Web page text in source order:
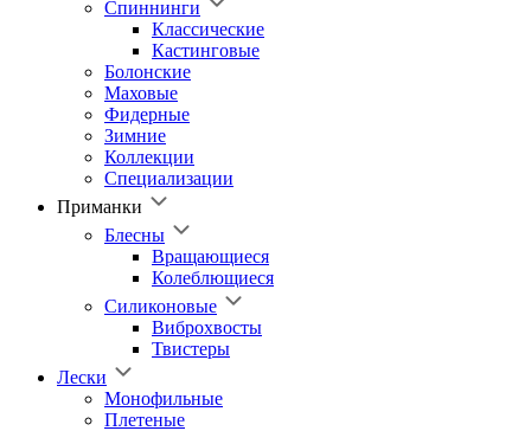
Спиннинги
Классические
Кастинговые
Болонские
Маховые
Фидерные
Зимние
Коллекции
Специализации
Приманки
Блесны
Вращающиеся
Колеблющиеся
Силиконовые
Виброхвосты
Твистеры
Лески
Монофильные
Плетеные